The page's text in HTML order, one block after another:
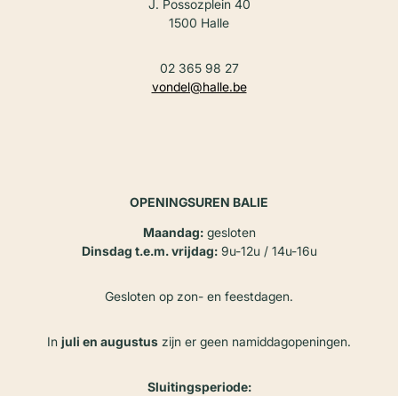
J. Possozplein 40
1500 Halle
02 365 98 27
vondel@halle.be
OPENINGSUREN BALIE
Maandag:gesloten
Dinsdag t.e.m. vrijdag:9u-12u / 14u-16u
Gesloten op zon- en feestdagen.
In juli en augustus zijn er geen namiddagopeningen.
Sluitingsperiode: